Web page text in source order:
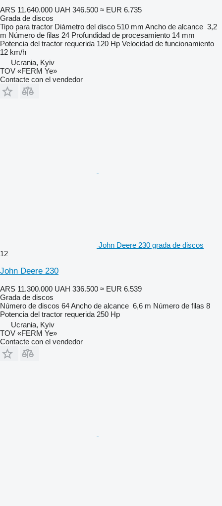
ARS 11.640.000 UAH 346.500 ≈ EUR 6.735
Grada de discos
Tipo para tractor Diámetro del disco 510 mm Ancho de alcance 3,2
m Número de filas 24 Profundidad de procesamiento 14 mm
Potencia del tractor requerida 120 Hp Velocidad de funcionamiento
12 km/h
Ucrania, Kyiv
TOV «FERM Ye»
Contacte con el vendedor
John Deere 230 grada de discos
12
John Deere 230
ARS 11.300.000 UAH 336.500 ≈ EUR 6.539
Grada de discos
Número de discos 64Ancho de alcance 6,6 m Número de filas 8
Potencia del tractor requerida 250 Hp
Ucrania, Kyiv
TOV «FERM Ye»
Contacte con el vendedor